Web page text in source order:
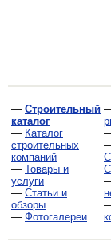
— Строительный
каталог
— Каталог
строительных
компаний
— Товары и
услуги
— Статьи и
обзоры
— Фотогалереи